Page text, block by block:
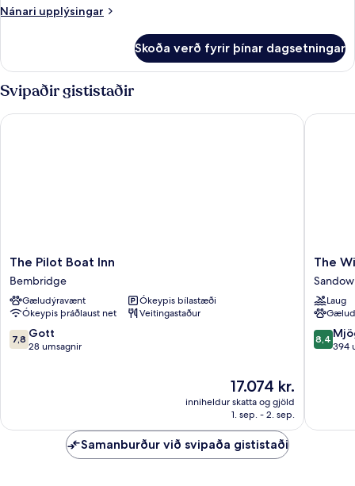
Nánari upplýsingar
Nánari
svíta
-
einkabaðherbergi
Skoða verð fyrir þínar dagsetningar
Svipaðir gististaðir
The
Pilot
Boat
Inn
Bembridge
The Pilot Boat Inn
Bembridge
Gæludýravænt
Ókeypis bílastæði
Ókeypis þráðlaust net
Veitingastaður
7.8
af
7,8 Gott
28 umsagnir
Verðið
er
17.074 kr.
17.074 kr.
inniheldur skatta og gjöld
1. sep. - 2. sep.
The Pilot Boat Inn
The
Wight
The
Laug
8.4
af
8,4
394
The
Samanburður við svipaða gististaði